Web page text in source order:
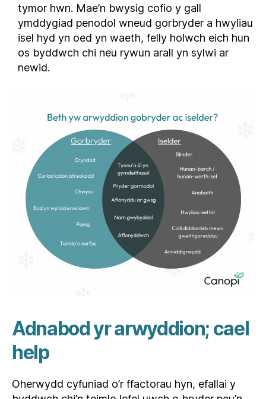
tymor hwn. Mae’n bwysig cofio y gall
ymddygiad penodol wneud gorbryder a hwyliau
isel hyd yn oed yn waeth, felly holwch eich hun
os byddwch chi neu rywun arall yn sylwi ar
newid.
Adnabod yr arwyddion; cael
help
Oherwydd cyfuniad o’r ffactorau hyn, efallai y